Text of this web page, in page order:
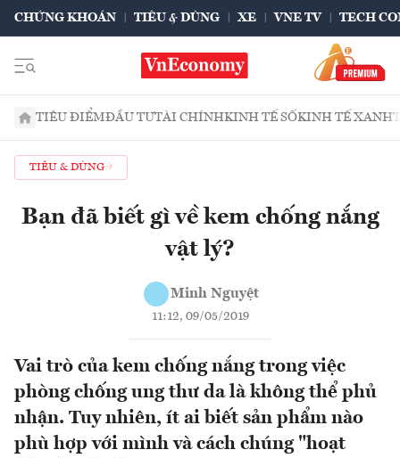
CHỨNG KHOÁN TIÊU & DÙNG XE VNE TV TECH
TIÊU ĐIỂMĐẦU TƯTÀI CHÍNHKINH TẾ SỐKINH TẾ XANH
TIÊU & DÙNG
Bạn đã biết gì về kem chống nắng
vật lý?
Minh Nguyệt
11:12, 09/05/2019
Vai trò của kem chống nắng trong việc
phòng chống ung thư da là không thể phủ
nhận. Tuy nhiên, ít ai biết sản phẩm nào
phù hợp với mình và cách chúng "hoạt